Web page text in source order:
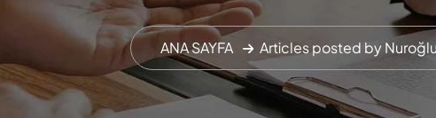
ANA SAYFA Articles posted by